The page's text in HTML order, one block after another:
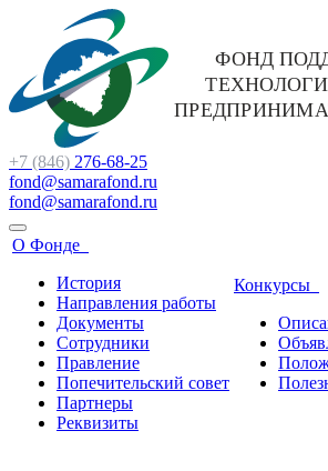
+7 (846) 276-68-25
fond@samarafond.ru
fond@samarafond.ru
О Фонде
История
Направления работы
Документы
Сотрудники
Правление
Попечительский совет
Партнеры
Реквизиты
Конкурсы